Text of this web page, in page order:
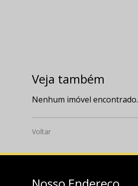
Veja também
Nenhum imóvel encontrado.
Voltar